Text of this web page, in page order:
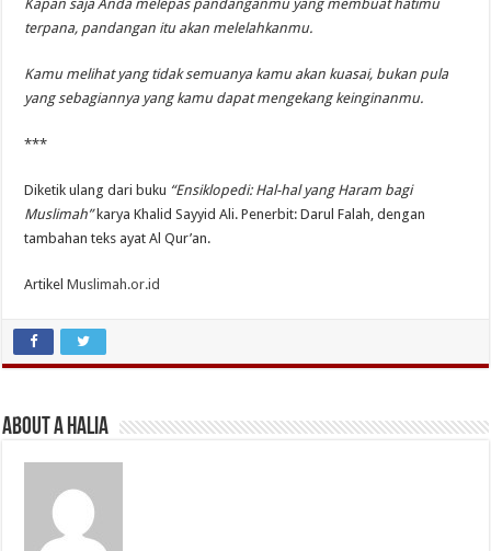
Kapan saja Anda melepas pandanganmu yang membuat hatimu
terpana, pandangan itu akan melelahkanmu.
Kamu melihat yang tidak semuanya kamu akan kuasai, bukan pula
yang sebagiannya yang kamu dapat mengekang keinginanmu.
***
Diketik ulang dari buku “Ensiklopedi: Hal-hal yang Haram bagi
Muslimah”karya Khalid Sayyid Ali. Penerbit: Darul Falah, dengan
tambahan teks ayat Al Qur’an.
ArtikelMuslimah.or.id
About A Halia